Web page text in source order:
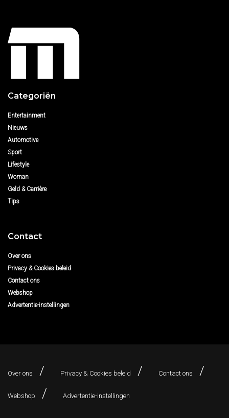
Categoriën
Entertainment
Nieuws
Automotive
Sport
Lifestyle
Woman
Geld & Carrière
Tips
Contact
Over ons
Privacy & Cookies beleid
Contact ons
Webshop
Advertentie-instellingen
Over ons Privacy & Cookies beleid Contact ons
Webshop Advertentie-instellingen